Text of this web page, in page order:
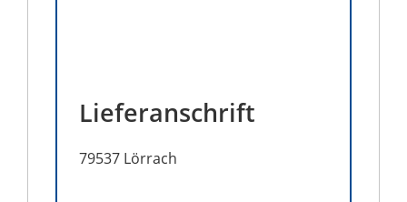
Lieferanschrift
79537 Lörrach